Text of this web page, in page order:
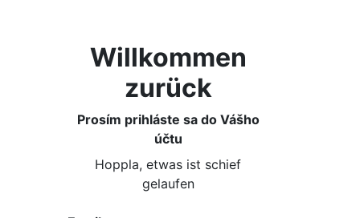
Willkommen
zurück
Prosím prihláste sa do Vášho
účtu
Hoppla, etwas ist schief
gelaufen